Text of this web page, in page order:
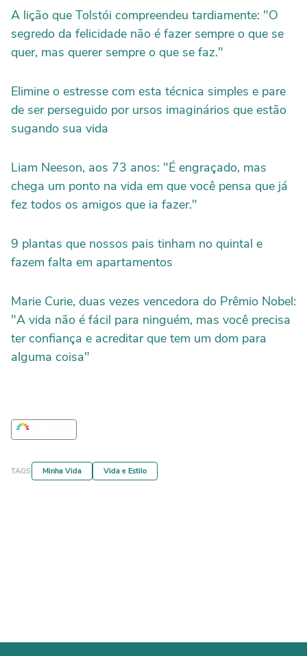
A lição que Tolstói compreendeu tardiamente: "O
segredo da felicidade não é fazer sempre o que se
quer, mas querer sempre o que se faz."
Elimine o estresse com esta técnica simples e pare
de ser perseguido por ursos imaginários que estão
sugando sua vida
Liam Neeson, aos 73 anos: "É engraçado, mas
chega um ponto na vida em que você pensa que já
fez todos os amigos que ia fazer."
9 plantas que nossos pais tinham no quintal e
fazem falta em apartamentos
Marie Curie, duas vezes vencedora do Prêmio Nobel:
"A vida não é fácil para ninguém, mas você precisa
ter confiança e acreditar que tem um dom para
alguma coisa"
TAGS Minha Vida Vida e Estilo